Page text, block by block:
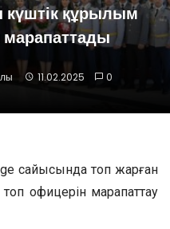
құрылым
марапаттады
11.02.2025 0
сайысында топ жарған
офицерін марапаттау